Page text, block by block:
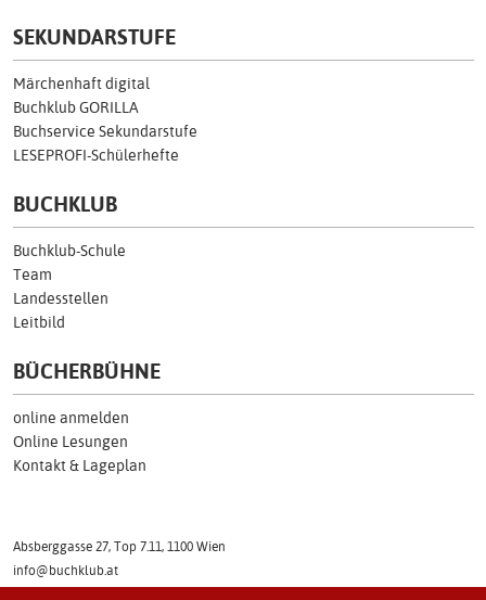
SEKUNDARSTUFE
Märchenhaft digital
Buchklub GORILLA
Buchservice Sekundarstufe
LESEPROFI-Schülerhefte
BUCHKLUB
Buchklub-Schule
Team
Landesstellen
Leitbild
BÜCHERBÜHNE
online anmelden
Online Lesungen
Kontakt & Lageplan
Absberggasse 27, Top 7.11, 1100 Wien
info@buchklub.at